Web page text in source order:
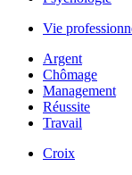
Vie
Argent
Chômage
Management
Réussite
Travail
Croix